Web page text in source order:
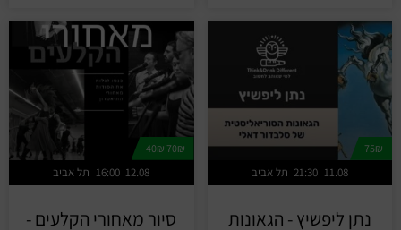
75₪
תל אביב 21:30 11.08
נתן ליפשיץ - הגאונות
70₪
40₪
תל אביב 16:00 12.08
סיור מאחורי הקלעים -